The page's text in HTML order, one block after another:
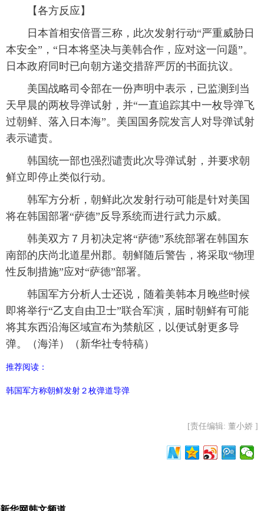
【各方反应】
日本首相安倍晋三称，此次发射行动“严重威胁日
本安全”，“日本将坚决与美韩合作，应对这一问题”。
日本政府同时已向朝方递交措辞严厉的书面抗议。
美国战略司令部在一份声明中表示，已监测到当
天早晨的两枚导弹试射，并“一直追踪其中一枚导弹飞
过朝鲜、落入日本海”。美国国务院发言人对导弹试射
表示谴责。
韩国统一部也强烈谴责此次导弹试射，并要求朝
鲜立即停止类似行动。
韩军方分析，朝鲜此次发射行动可能是针对美国
将在韩国部署“萨德”反导系统而进行武力示威。
韩美双方７月初决定将“萨德”系统部署在韩国东
南部的庆尚北道星州郡。朝鲜随后警告，将采取“物理
性反制措施”应对“萨德”部署。
韩国军方分析人士还说，随着美韩本月晚些时候
即将举行“乙支自由卫士”联合军演，届时朝鲜有可能
将其东西沿海区域宣布为禁航区，以便试射更多导
弹。（海洋）（新华社专特稿）
推荐阅读：
韩国军方称朝鲜发射２枚弹道导弹
[责任编辑: 董小娇 ]